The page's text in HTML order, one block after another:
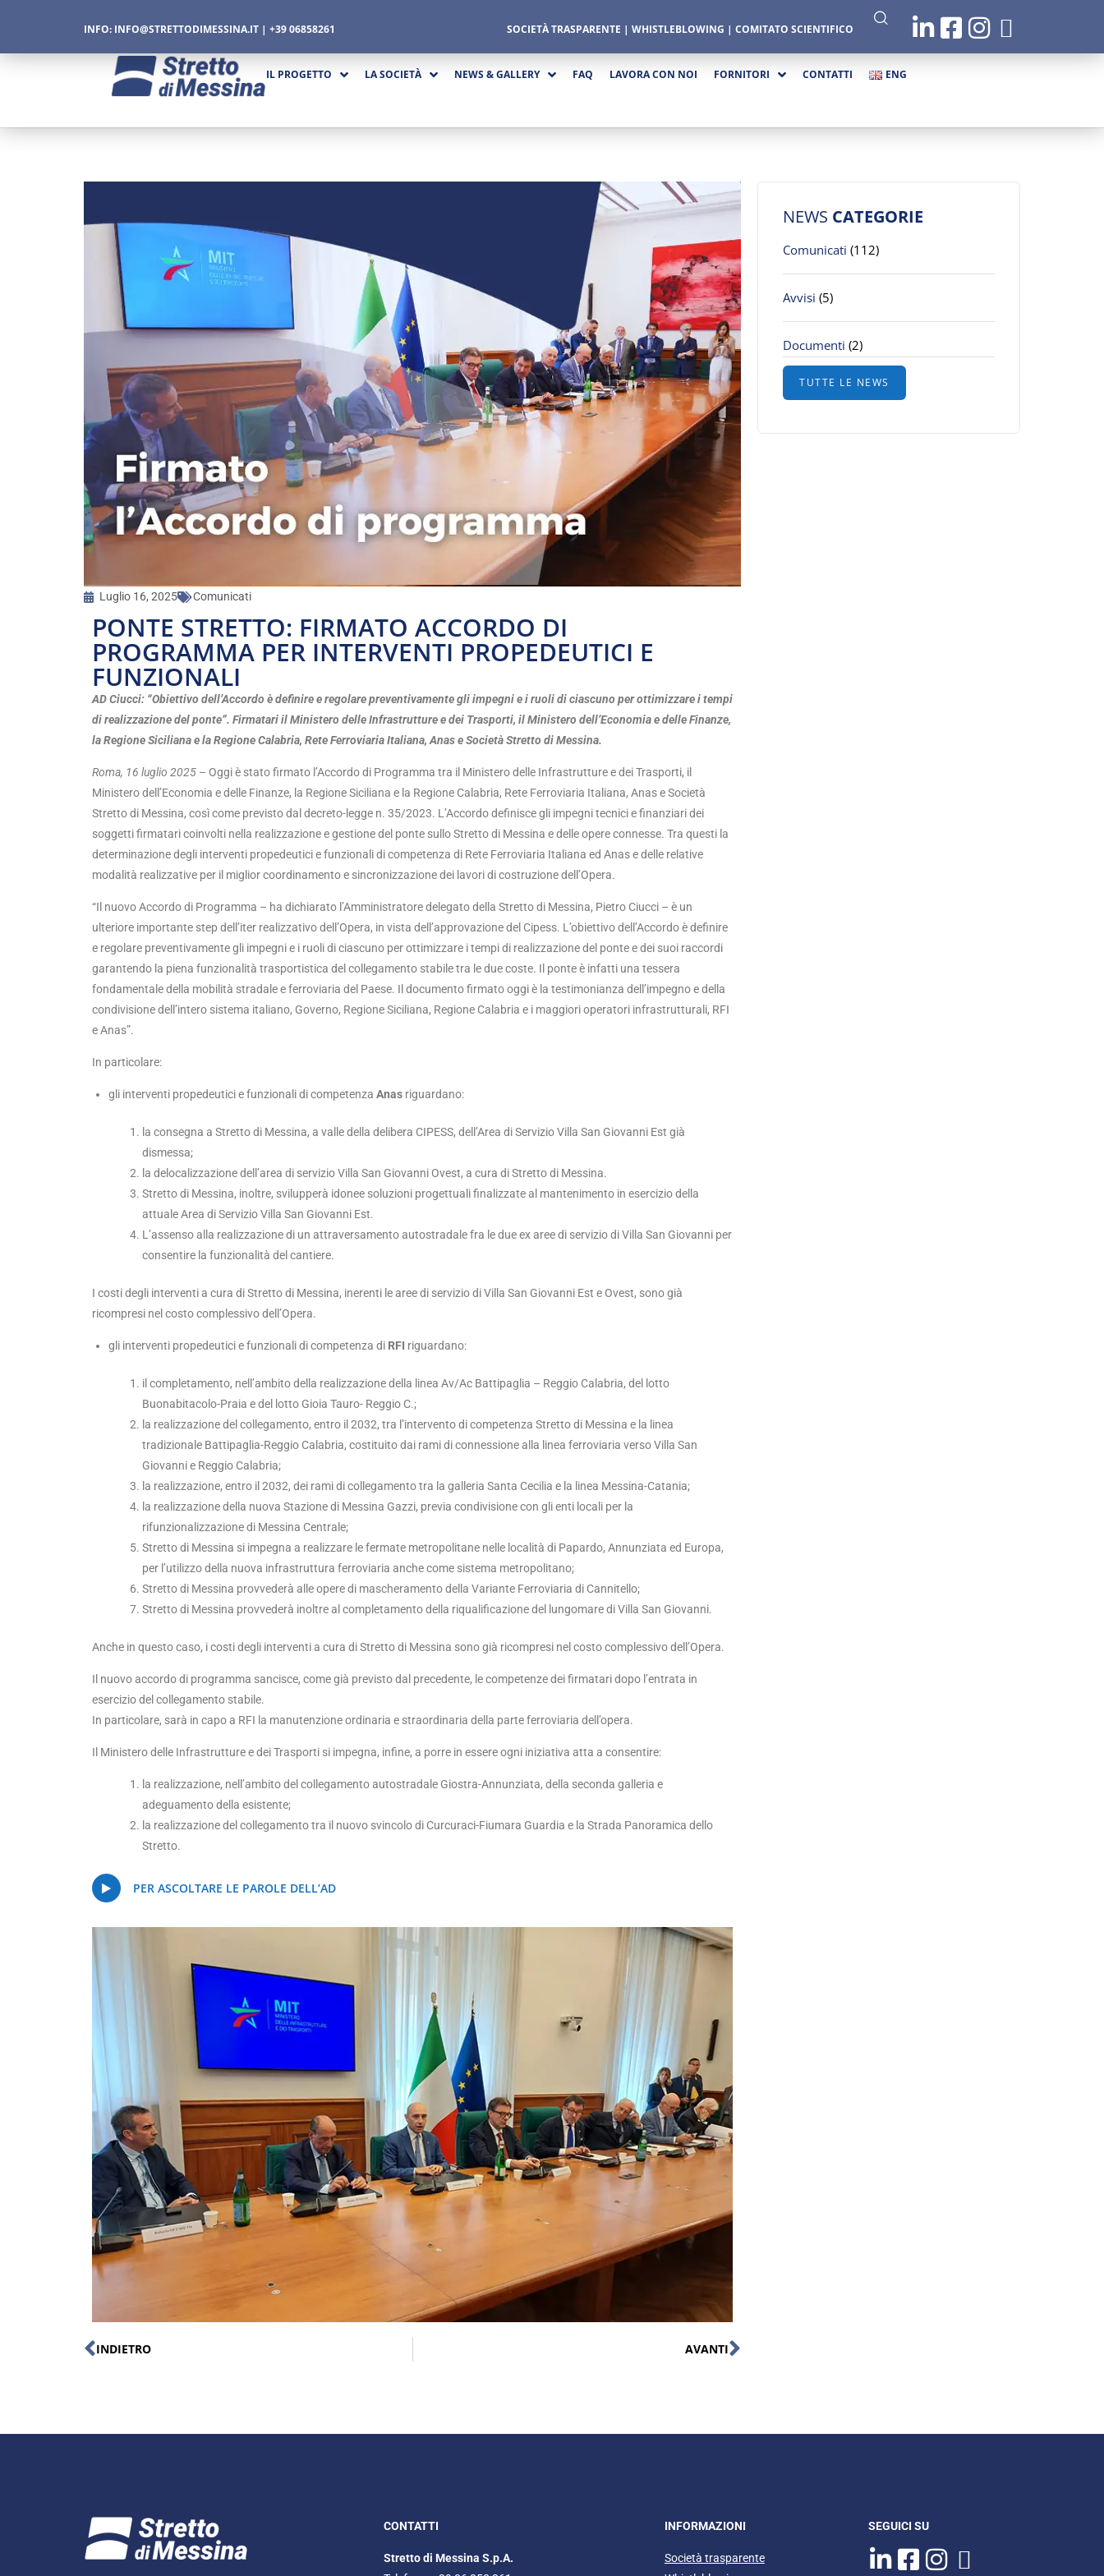
INFO: INFO@STRETTODIMESSINA.IT | +39 06858261 SOCIETÀ TRASPARENTE | WHISTLEBLOWING | COMITATO SCIENTIFICO
IL PROGETTO LA SOCIETÀ NEWS & GALLERY FAQ LAVORA CON NOI FORNITORI CONTATTI ENG
Luglio 16, 2025 Comunicati
PONTE STRETTO: FIRMATO ACCORDO DI
PROGRAMMA PER INTERVENTI PROPEDEUTICI E
FUNZIONALI
AD Ciucci: “Obiettivo dell’Accordo è definire e regolare preventivamente gli impegni e i ruoli di ciascuno per ottimizzare i tempi
di realizzazione del ponte”. Firmatari il Ministero delle Infrastrutture e dei Trasporti, il Ministero dell’Economia e delle Finanze,
la Regione Siciliana e la Regione Calabria, Rete Ferroviaria Italiana, Anas e Società Stretto di Messina.
Roma, 16 luglio 2025 – Oggi è stato firmato l’Accordo di Programma tra il Ministero delle Infrastrutture e dei Trasporti, il
Ministero dell’Economia e delle Finanze, la Regione Siciliana e la Regione Calabria, Rete Ferroviaria Italiana, Anas e Società
Stretto di Messina, così come previsto dal decreto-legge n. 35/2023. L’Accordo definisce gli impegni tecnici e finanziari dei
soggetti firmatari coinvolti nella realizzazione e gestione del ponte sullo Stretto di Messina e delle opere connesse. Tra questi la
determinazione degli interventi propedeutici e funzionali di competenza di Rete Ferroviaria Italiana ed Anas e delle relative
modalità realizzative per il miglior coordinamento e sincronizzazione dei lavori di costruzione dell’Opera.
“Il nuovo Accordo di Programma – ha dichiarato l’Amministratore delegato della Stretto di Messina, Pietro Ciucci – è un
ulteriore importante step dell’iter realizzativo dell’Opera, in vista dell’approvazione del Cipess. L’obiettivo dell’Accordo è definire
e regolare preventivamente gli impegni e i ruoli di ciascuno per ottimizzare i tempi di realizzazione del ponte e dei suoi raccordi
garantendo la piena funzionalità trasportistica del collegamento stabile tra le due coste. Il ponte è infatti una tessera
fondamentale della mobilità stradale e ferroviaria del Paese. Il documento firmato oggi è la testimonianza dell’impegno e della
condivisione dell’intero sistema italiano, Governo, Regione Siciliana, Regione Calabria e i maggiori operatori infrastrutturali, RFI
e Anas”.
In particolare:
gli interventi propedeutici e funzionali di competenza Anas riguardano:
la consegna a Stretto di Messina, a valle della delibera CIPESS, dell’Area di Servizio Villa San Giovanni Est già
dismessa;
la delocalizzazione dell’area di servizio Villa San Giovanni Ovest, a cura di Stretto di Messina.
Stretto di Messina, inoltre, svilupperà idonee soluzioni progettuali finalizzate al mantenimento in esercizio della
attuale Area di Servizio Villa San Giovanni Est.
L’assenso alla realizzazione di un attraversamento autostradale fra le due ex aree di servizio di Villa San Giovanni per
consentire la funzionalità del cantiere.
I costi degli interventi a cura di Stretto di Messina, inerenti le aree di servizio di Villa San Giovanni Est e Ovest, sono già
ricompresi nel costo complessivo dell’Opera.
gli interventi propedeutici e funzionali di competenza di RFI riguardano:
il completamento, nell’ambito della realizzazione della linea Av/Ac Battipaglia – Reggio Calabria, del lotto
Buonabitacolo-Praia e del lotto Gioia Tauro- Reggio C.;
la realizzazione del collegamento, entro il 2032, tra l’intervento di competenza Stretto di Messina e la linea
tradizionale Battipaglia-Reggio Calabria, costituito dai rami di connessione alla linea ferroviaria verso Villa San
Giovanni e Reggio Calabria;
la realizzazione, entro il 2032, dei rami di collegamento tra la galleria Santa Cecilia e la linea Messina-Catania;
la realizzazione della nuova Stazione di Messina Gazzi, previa condivisione con gli enti locali per la
rifunzionalizzazione di Messina Centrale;
Stretto di Messina si impegna a realizzare le fermate metropolitane nelle località di Papardo, Annunziata ed Europa,
per l’utilizzo della nuova infrastruttura ferroviaria anche come sistema metropolitano;
Stretto di Messina provvederà alle opere di mascheramento della Variante Ferroviaria di Cannitello;
Stretto di Messina provvederà inoltre al completamento della riqualificazione del lungomare di Villa San Giovanni.
Anche in questo caso, i costi degli interventi a cura di Stretto di Messina sono già ricompresi nel costo complessivo dell’Opera.
Il nuovo accordo di programma sancisce, come già previsto dal precedente, le competenze dei firmatari dopo l’entrata in
esercizio del collegamento stabile.
In particolare, sarà in capo a RFI la manutenzione ordinaria e straordinaria della parte ferroviaria dell’opera.
Il Ministero delle Infrastrutture e dei Trasporti si impegna, infine, a porre in essere ogni iniziativa atta a consentire:
la realizzazione, nell’ambito del collegamento autostradale Giostra-Annunziata, della seconda galleria e
adeguamento della esistente;
la realizzazione del collegamento tra il nuovo svincolo di Curcuraci-Fiumara Guardia e la Strada Panoramica dello
Stretto.
PER ASCOLTARE LE PAROLE DELL’AD
INDIETRO AVANTI
NEWS CATEGORIE
Comunicati (112)
Avvisi (5)
Documenti (2)
TUTTE LE NEWS
CONTATTI
Stretto di Messina S.p.A.
INFORMAZIONI
Società trasparente
SEGUICI SU